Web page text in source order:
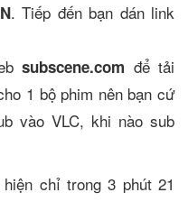
. Tiếp đến bạn dán link
subscene.com để tải
1 bộ phim nên bạn cứ
vào VLC, khi nào sub
chỉ trong 3 phút 21